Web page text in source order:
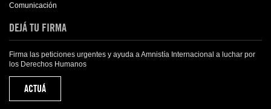
Comunicación
DEJÁ TU FIRMA
Firma las peticiones urgentes y ayuda a Amnistía Internacional a luchar por
los Derechos Humanos
ACTUÁ